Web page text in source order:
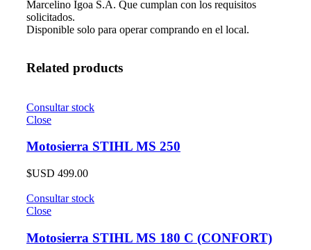
Marcelino Igoa S.A. Que cumplan con los requisitos
solicitados.
Disponible solo para operar comprando en el local.
Related products
Consultar stock
Close
Motosierra STIHL MS 250
$USD 499.00
Consultar stock
Close
Motosierra STIHL MS 180 C (CONFORT)